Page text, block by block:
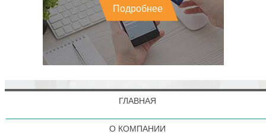
Подробнее
ГЛАВНАЯ
О КОМПАНИИ